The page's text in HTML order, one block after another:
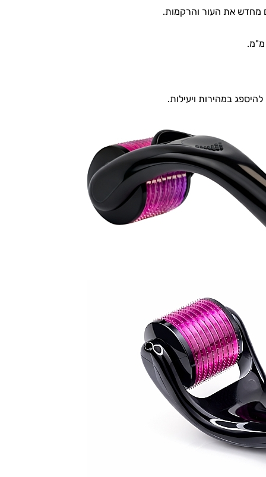
מחדש את העור והרקמות.
במהירות ויעילות.